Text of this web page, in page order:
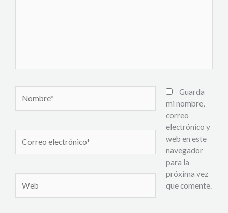
electrónico*
Guarda
mi nombre,
correo
electrónico y
web en este
navegador
para la
próxima vez
que comente.